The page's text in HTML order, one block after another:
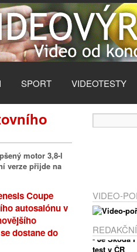
SPORT VIDEOTESTY
motor 3,8-l
verze přijde na
Coupe
autosalónu v
dostane do
VIDEO-